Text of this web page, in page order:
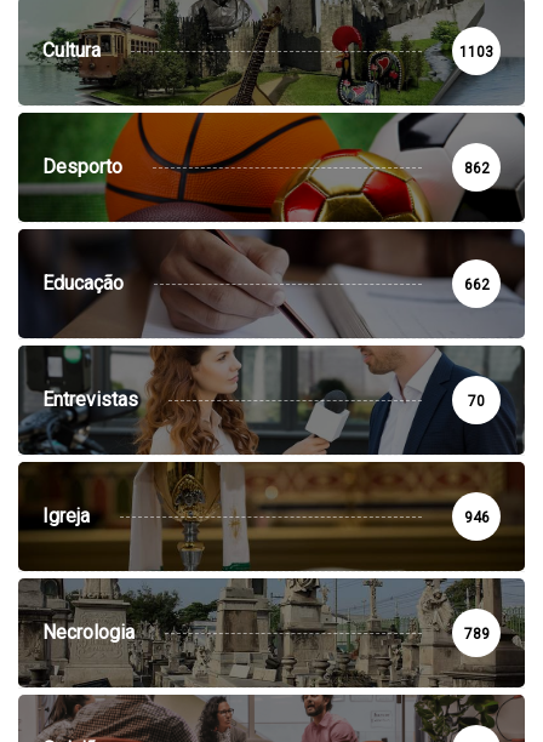
Cultura 1103
Desporto 862
Educação 662
Entrevistas 70
Igreja 946
Necrologia 789